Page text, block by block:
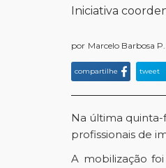
Iniciativa
por Marcelo Barbosa P.
compartilhe tweet
Na última quinta-
profissionais de
A mobilização